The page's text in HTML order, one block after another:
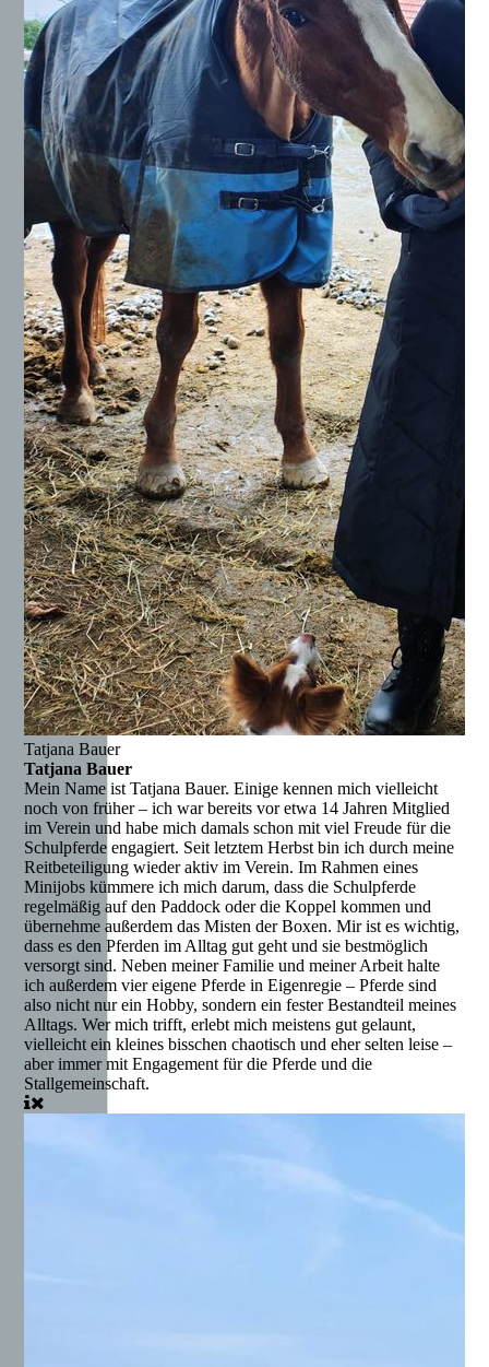
Tatjana Bauer
Tatjana Bauer
Mein Name ist Tatjana Bauer. Einige kennen mich vielleicht
noch von früher – ich war bereits vor etwa 14 Jahren Mitglied
im Verein und habe mich damals schon mit viel Freude für die
Schulpferde engagiert. Seit letztem Herbst bin ich durch meine
Reitbeteiligung wieder aktiv im Verein. Im Rahmen eines
Minijobs kümmere ich mich darum, dass die Schulpferde
regelmäßig auf den Paddock oder die Koppel kommen und
übernehme außerdem das Misten der Boxen. Mir ist es wichtig,
dass es den Pferden im Alltag gut geht und sie bestmöglich
versorgt sind. Neben meiner Familie und meiner Arbeit halte
ich außerdem vier eigene Pferde in Eigenregie – Pferde sind
also nicht nur ein Hobby, sondern ein fester Bestandteil meines
Alltags. Wer mich trifft, erlebt mich meistens gut gelaunt,
vielleicht ein kleines bisschen chaotisch und eher selten leise –
aber immer mit Engagement für die Pferde und die
Stallgemeinschaft.